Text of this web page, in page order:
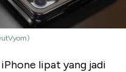
iPhone lipat yang jadi